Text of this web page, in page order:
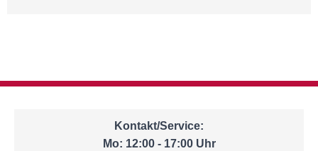
Kontakt/Service:
Mo: 12:00 - 17:00 Uhr